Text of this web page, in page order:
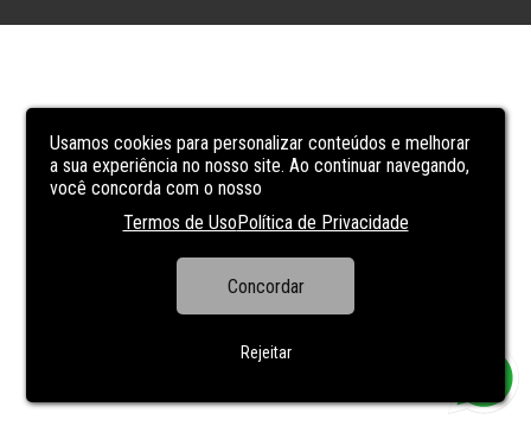
Usamos cookies para personalizar conteúdos e melhorar
a sua experiência no nosso site. Ao continuar navegando,
você concorda com o nosso
Termos de UsoPolítica de Privacidade
Concordar
Rejeitar